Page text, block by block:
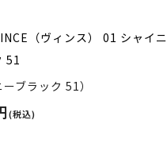
（ヴィンス） 01 シャイニ
51
ーブラック 51）
(税込)